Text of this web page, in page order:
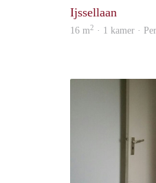
Ijssellaan
16 m2 · 1 kamer ·